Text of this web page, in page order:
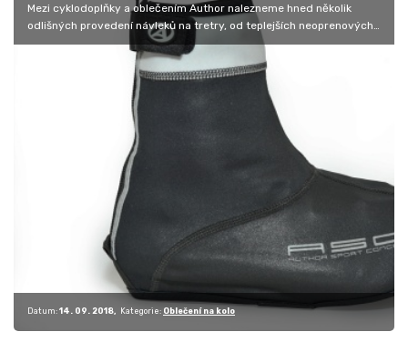
Mezi cyklodoplňky a oblečením Author nalezneme hned několik
odlišných provedení návleků na tretry, od teplejších neoprenových
až po ty…
Datum: 14. 09. 2018 Kategorie: Oblečení na kolo